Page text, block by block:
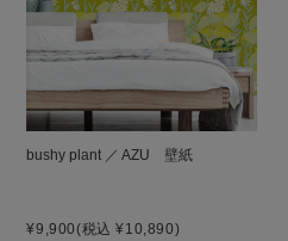
bushy plant ／ AZU 壁紙
¥9,900(税込 ¥10,890)